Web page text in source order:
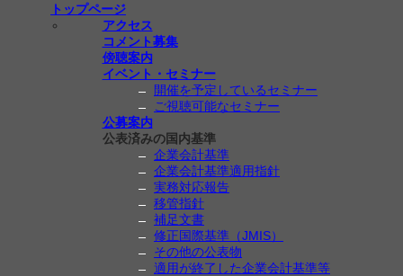
トップページ
アクセス
コメント募集
傍聴案内
イベント・セミナー
開催を予定しているセミナー
ご視聴可能なセミナー
公募案内
公表済みの国内基準
企業会計基準
企業会計基準適用指針
実務対応報告
移管指針
補足文書
修正国際基準（JMIS）
その他の公表物
適用が終了した企業会計基準等